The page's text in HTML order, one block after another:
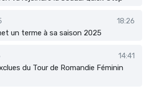
18:26
un terme à sa saison 2025
14:41
du Tour de Romandie Féminin